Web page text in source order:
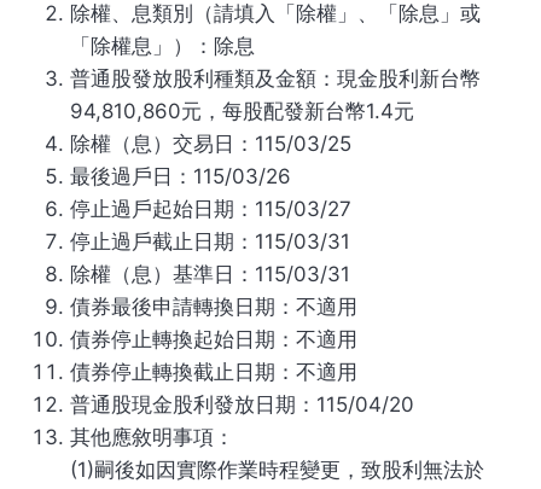
除權、息類別（請填入「除權」、「除息」或
「除權息」）：除息
普通股發放股利種類及金額：現金股利新台幣
94,810,860元，每股配發新台幣1.4元
除權（息）交易日：115/03/25
最後過戶日：115/03/26
停止過戶起始日期：115/03/27
停止過戶截止日期：115/03/31
除權（息）基準日：115/03/31
債券最後申請轉換日期：不適用
債券停止轉換起始日期：不適用
債券停止轉換截止日期：不適用
普通股現金股利發放日期：115/04/20
其他應敘明事項：
(1)嗣後如因實際作業時程變更，致股利無法於